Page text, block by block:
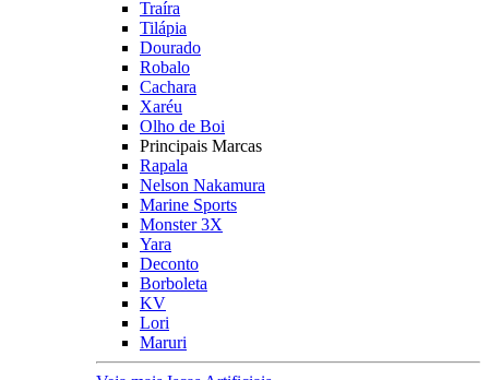
Traíra
Tilápia
Dourado
Robalo
Cachara
Xaréu
Olho de Boi
Principais Marcas
Rapala
Nelson Nakamura
Marine Sports
Monster 3X
Yara
Deconto
Borboleta
KV
Lori
Maruri